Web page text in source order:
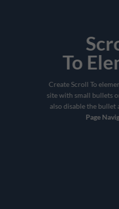
To
Create Scroll To
site with small bullets
also disable the bullet
Page